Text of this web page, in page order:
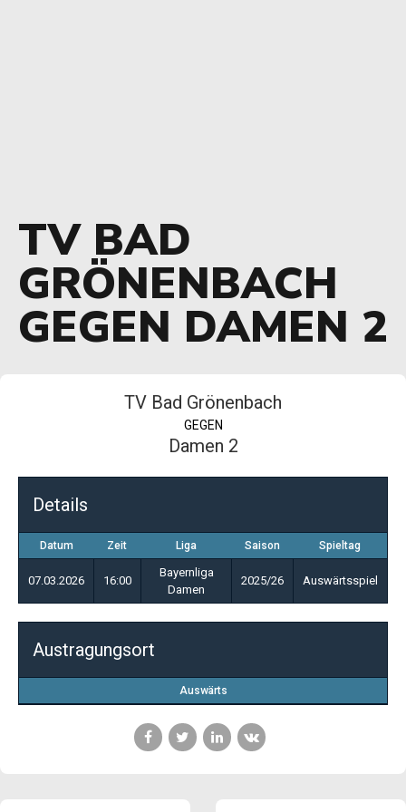
TV BAD
GRÖNENBACH
GEGEN DAMEN 2
TV Bad Grönenbach
GEGEN
Damen 2
Details
Datum Zeit Liga Saison Spieltag
07.03.2026 16:00
Bayernliga
Damen
2025/26 Auswärtsspiel
Austragungsort
Auswärts